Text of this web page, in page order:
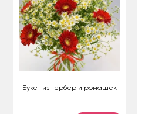
Букет из гербер и ромашек